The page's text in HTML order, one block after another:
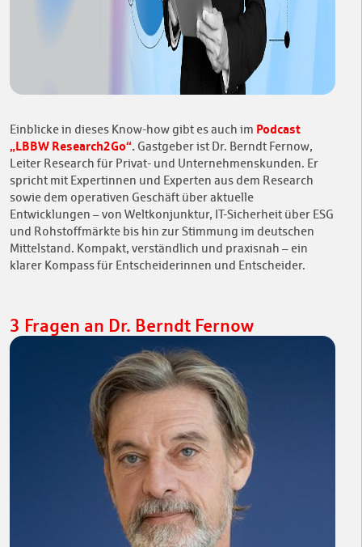
Einblicke in dieses Know-how gibt es auch im Podcast
„LBBW Research2Go“. Gastgeber ist Dr. Berndt Fernow,
Leiter Research für Privat- und Unternehmenskunden. Er
spricht mit Expertinnen und Experten aus dem Research
sowie dem operativen Geschäft über aktuelle
Entwicklungen – von Weltkonjunktur, IT-Sicherheit über ESG
und Rohstoffmärkte bis hin zur Stimmung im deutschen
Mittelstand. Kompakt, verständlich und praxisnah – ein
klarer Kompass für Entscheiderinnen und Entscheider.
3 Fragen an Dr. Berndt Fernow